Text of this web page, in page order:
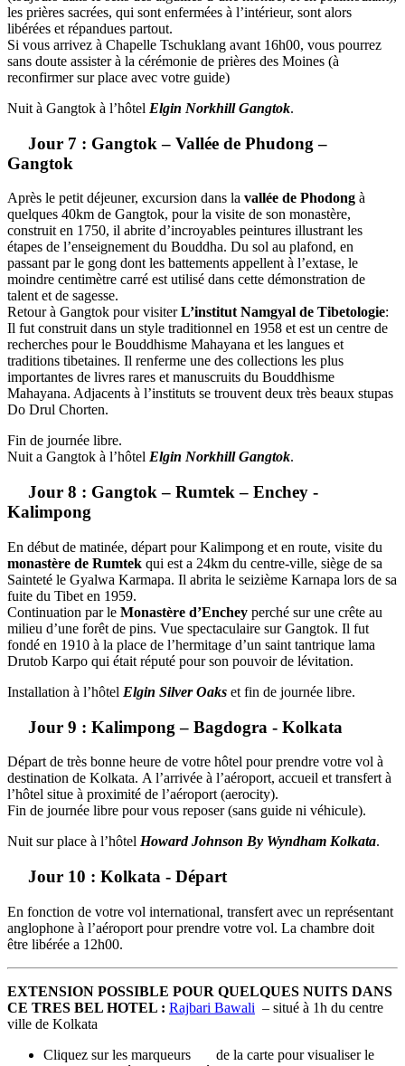
les prières sacrées, qui sont enfermées à l’intérieur, sont alors
libérées et répandues partout.
Si vous arrivez à Chapelle Tschuklang avant 16h00, vous pourrez
sans doute assister à la cérémonie de prières des Moines (à
reconfirmer sur place avec votre guide)
Nuit à Gangtok à l’hôtel Elgin Norkhill Gangtok.
Jour 7 : Gangtok – Vallée de Phudong –
Gangtok
Après le petit déjeuner, excursion dans la vallée de Phodong à
quelques 40km de Gangtok, pour la visite de son monastère,
construit en 1750, il abrite d’incroyables peintures illustrant les
étapes de l’enseignement du Bouddha. Du sol au plafond, en
passant par le gong dont les battements appellent à l’extase, le
moindre centimètre carré est utilisé dans cette démonstration de
talent et de sagesse.
Retour à Gangtok pour visiterL’institut Namgyal de Tibetologie:
Il fut construit dans un style traditionnel en 1958 et est un centre de
recherches pour le Bouddhisme Mahayana et les langues et
traditions tibetaines. Il renferme une des collections les plus
importantes de livres rares et manuscruits du Bouddhisme
Mahayana. Adjacents à l’instituts se trouvent deux très beaux stupas
Do Drul Chorten.
Fin de journée libre.
Nuit a Gangtok à l’hôtel Elgin Norkhill Gangtok.
Jour 8 : Gangtok – Rumtek – Enchey -
Kalimpong
En début de matinée, départ pour Kalimpong et en route, visite du
monastère de Rumtek qui est a 24km du centre-ville, siège de sa
Sainteté le Gyalwa Karmapa. Il abrita le seizième Karnapa lors de sa
fuite du Tibet en 1959.
Continuation par le Monastère d’Enchey perché sur une crête au
milieu d’une forêt de pins. Vue spectaculaire sur Gangtok. Il fut
fondé en 1910 à la place de l’hermitage d’un saint tantrique lama
Drutob Karpo qui était réputé pour son pouvoir de lévitation.
Installation à l’hôtel Elgin Silver Oaks et fin de journée libre.
Jour 9 : Kalimpong – Bagdogra - Kolkata
Départ de très bonne heure de votre hôtel pour prendre votre vol à
destination de Kolkata. A l’arrivée à l’aéroport, accueil et transfert à
l’hôtel situe à proximité de l’aéroport (aerocity).
Fin de journée libre pour vous reposer (sans guide ni véhicule).
Nuit sur place à l’hôtel Howard Johnson By Wyndham Kolkata.
Jour 10 : Kolkata - Départ
En fonction de votre vol international, transfert avec un représentant
anglophone à l’aéroport pour prendre votre vol. La chambre doit
être libérée a 12h00.
EXTENSION POSSIBLE POUR QUELQUES NUITS DANS
CE TRES BEL HOTEL : Rajbari Bawali – situé à 1h du centre
ville de Kolkata
Cliquez sur les marqueurs
de la carte pour visualiser le